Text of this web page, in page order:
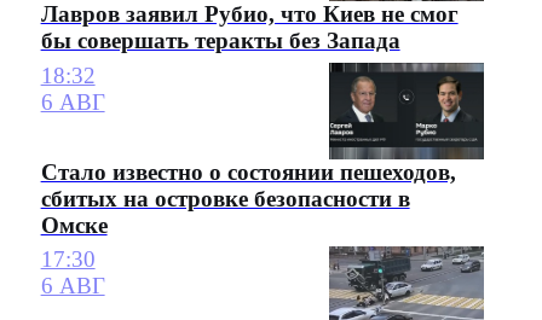
Лавров заявил Рубио, что Киев не смог
бы совершать теракты без Запада
18:32
6 АВГ
Стало известно о состоянии пешеходов,
сбитых на островке безопасности в
Омске
17:30
6 АВГ